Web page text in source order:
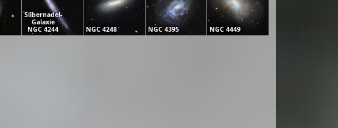
Silbernadel-
Galaxie
NGC 4244
NGC 4248 NGC 4395 NGC 4449